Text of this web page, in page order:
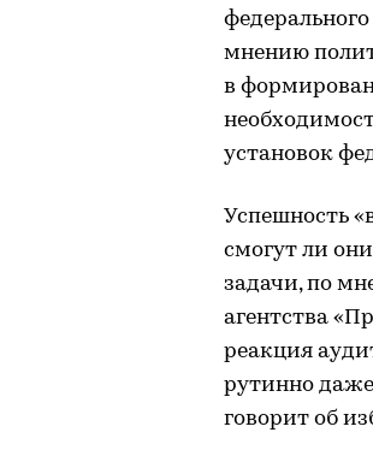
мнению
в
установок
Успешность
смогут ли
задачи, по
агентства
реакция
рутинно
говорит об